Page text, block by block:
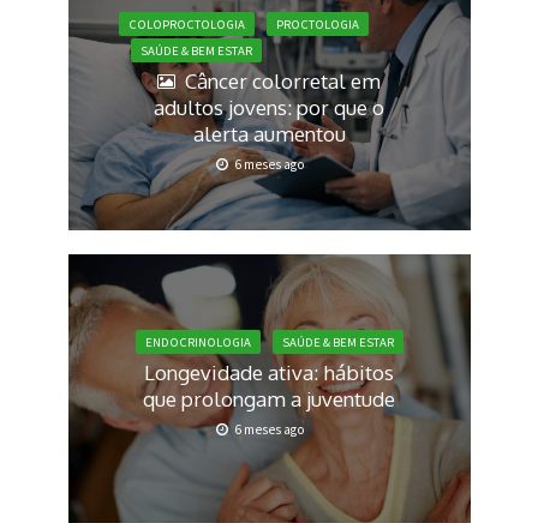
COLOPROCTOLOGIA
PROCTOLOGIA
SAÚDE & BEM ESTAR
Câncer colorretal em
adultos jovens: por que o
alerta aumentou
6 meses ago
ENDOCRINOLOGIA SAÚDE & BEM ESTAR
Longevidade ativa: hábitos
que prolongam a juventude
6 meses ago